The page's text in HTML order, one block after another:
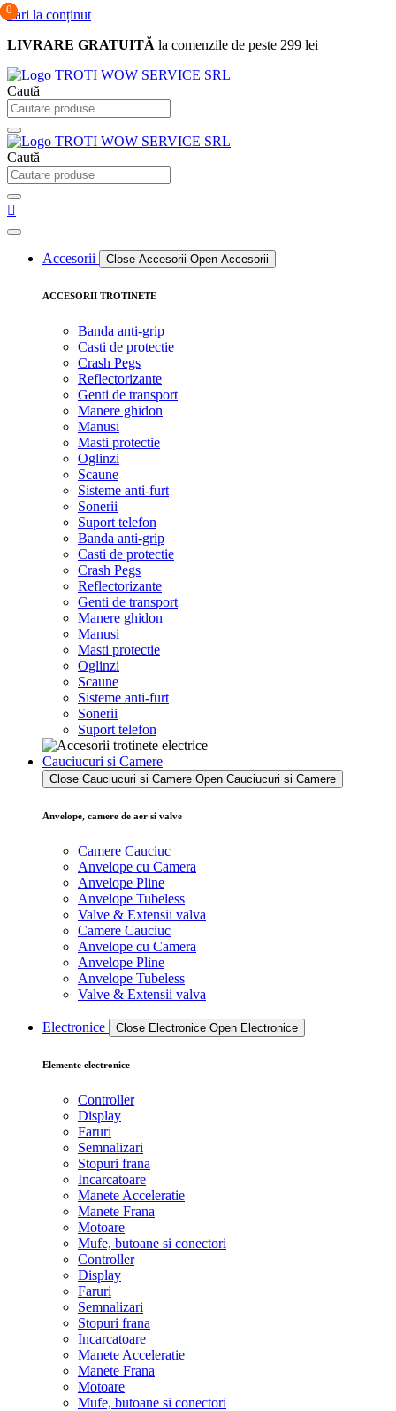
Sari la conținut
LIVRARE GRATUITĂ la comenzile de peste 299 lei
0
Caută
Caută
0
0
Accesorii Close Accesorii Open Accesorii
ACCESORII TROTINETE
Banda anti-grip
Casti de protectie
Crash Pegs
Reflectorizante
Genti de transport
Manere ghidon
Manusi
Masti protectie
Oglinzi
Scaune
Sisteme anti-furt
Sonerii
Suport telefon
Banda anti-grip
Casti de protectie
Crash Pegs
Reflectorizante
Genti de transport
Manere ghidon
Manusi
Masti protectie
Oglinzi
Scaune
Sisteme anti-furt
Sonerii
Suport telefon
Cauciucuri si Camere
Close Cauciucuri si Camere Open Cauciucuri si Camere
Anvelope, camere de aer si valve
Camere Cauciuc
Anvelope cu Camera
Anvelope Pline
Anvelope Tubeless
Valve & Extensii valva
Camere Cauciuc
Anvelope cu Camera
Anvelope Pline
Anvelope Tubeless
Valve & Extensii valva
Electronice Close Electronice Open Electronice
Elemente electronice
Controller
Display
Faruri
Semnalizari
Stopuri frana
Incarcatoare
Manete Acceleratie
Manete Frana
Motoare
Mufe, butoane si conectori
Controller
Display
Faruri
Semnalizari
Stopuri frana
Incarcatoare
Manete Acceleratie
Manete Frana
Motoare
Mufe, butoane si conectori